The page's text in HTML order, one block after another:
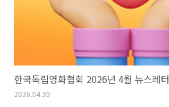
한국독립영화협회 2026년 4월 뉴스레터
2026.04.30